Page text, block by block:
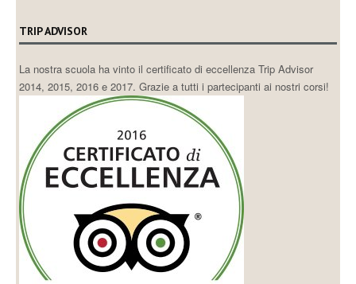
TRIP ADVISOR
La nostra scuola ha vinto il certificato di eccellenza Trip Advisor
2014, 2015, 2016 e 2017. Grazie a tutti i partecipanti ai nostri corsi!